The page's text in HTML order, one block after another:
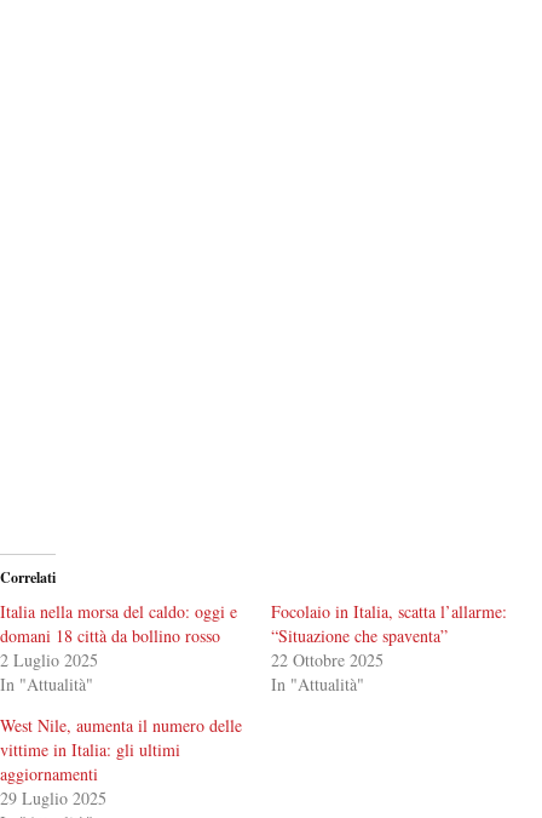
Correlati
Italia nella morsa del caldo: oggi e
domani 18 città da bollino rosso
2 Luglio 2025
In "Attualità"
Focolaio in Italia, scatta l’allarme:
“Situazione che spaventa”
22 Ottobre 2025
In "Attualità"
West Nile, aumenta il numero delle
vittime in Italia: gli ultimi
aggiornamenti
29 Luglio 2025